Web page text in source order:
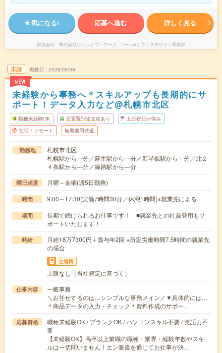
気になる! 応募へ進む 詳しく見る
派遣会社 株式会社ウィルオブ・ワーク コール&オフィスデザイン事業部
未読
NEW
掲載日 2026/08/08
未経験から事務へ＊スキルアップも長期的にサ
ポート！データ入力など@札幌市北区
職種未経験OK 交通費別途支給あり 土日祝日が休み
在宅・リモート 無期雇用派遣
勤務地
札幌市北区
札幌駅から---分／麻生駅から---分／新琴似駅から---分／北２
４条駅から---分／篠路駅から---分
曜日頻度 月曜～金曜(週5日勤務)
時間 9:00～17:30(実働7時間30分／休憩1時間)※就業先による
期間
長期で続けられるお仕事です！ ■就業先との社員登用もサ
ポートいたします！
時給
月給18万7300円＋賞与年2回 ※所定労働時間7.5時間の就業先
の場合
交通費
上限なし（当社規定に基づく）
仕事内容
一般事務
＼お任せするのは…シンプルな事務メイン／▼具体的には…
＊商品データの入力・チェック＊資料作成のサポー…
応募資格
職種未経験OK / ブランクOK / パソコンスキル不要 / 英語力不
要
【未経験OK】高卒以上前職の職種・業界・経験年数やスキ
ルは一切問いません！エン派遣を通じてお仕事が決…